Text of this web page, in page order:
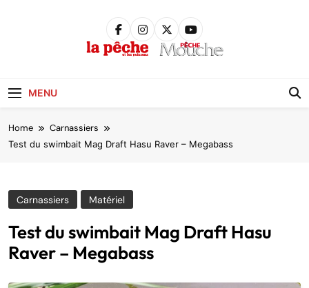
MENU
Home Carnassiers
Test du swimbait Mag Draft Hasu Raver – Megabass
Carnassiers Matériel
Test du swimbait Mag Draft Hasu
Raver – Megabass